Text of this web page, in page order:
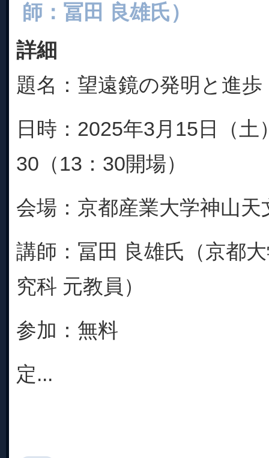
師：冨田 良雄氏）
詳細
題名：望遠鏡の発明と進歩
日時：2025年3月15日（土
30（13：30開場）
会場：京都産業大学神山天
講師：冨田 良雄氏（京都
究科 元教員）
参加：無料
定...